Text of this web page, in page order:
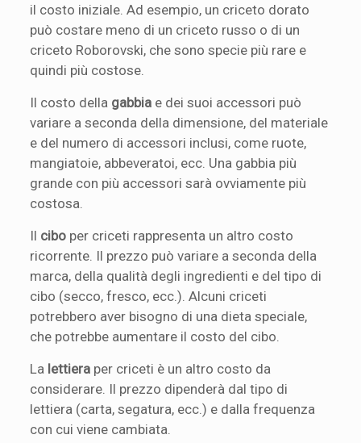
il costo iniziale. Ad esempio, un criceto dorato
può costare meno di un criceto russo o di un
criceto Roborovski, che sono specie più rare e
quindi più costose.
Il costo della gabbia e dei suoi accessori può
variare a seconda della dimensione, del materiale
e del numero di accessori inclusi, come ruote,
mangiatoie, abbeveratoi, ecc. Una gabbia più
grande con più accessori sarà ovviamente più
costosa.
Il cibo per criceti rappresenta un altro costo
ricorrente. Il prezzo può variare a seconda della
marca, della qualità degli ingredienti e del tipo di
cibo (secco, fresco, ecc.). Alcuni criceti
potrebbero aver bisogno di una dieta speciale,
che potrebbe aumentare il costo del cibo.
La lettiera per criceti è un altro costo da
considerare. Il prezzo dipenderà dal tipo di
lettiera (carta, segatura, ecc.) e dalla frequenza
con cui viene cambiata.